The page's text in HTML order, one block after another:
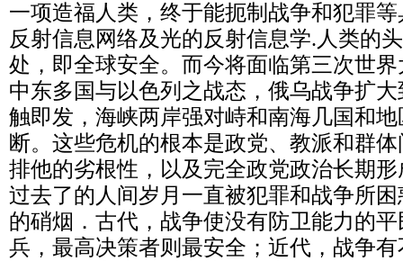
一项造福人类，终于能扼制战争和犯罪
反射信息网络及光的反射信息学.人类的
处，即全球安全。而今将面临第三次世
中东多国与以色列之战态，俄乌战争扩
触即发，海峡两岸强对峙和南海几国和
断。这些危机的根本是政党、教派和群
排他的劣根性，以及完全政党政治长期
过去了的人间岁月一直被犯罪和战争所
的硝烟．古代，战争使没有防卫能力的
兵，最高决策者则最安全；近代，战争